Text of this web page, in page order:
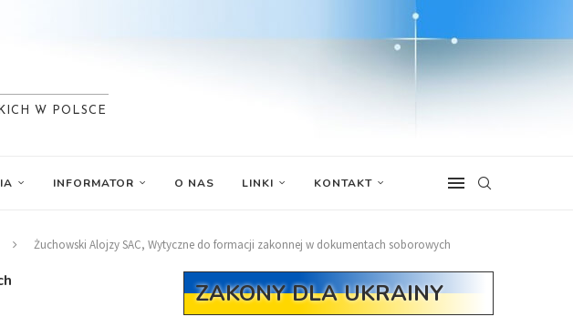
W POLSCE
INFORMATOR O NAS LINKI KONTAKT
Żuchowski Alojzy SAC, Wytyczne do formacji zakonnej w dokumentach soborowych
ZAKONY DLA UKRAINY